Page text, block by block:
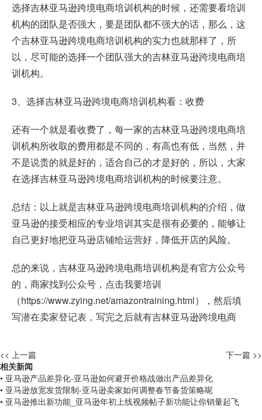
选择吉林亚马逊跨境电商培训机构的时候，还需要看培训
机构的团队是否强大，要是团队都不强大的话，那么，这
个吉林亚马逊跨境电商培训机构的实力也就那样了，所
以，尽可能的选择一个团队强大的吉林亚马逊跨境电商培
训机构。
3、选择吉林亚马逊跨境电商培训机构看：收费
还有一个就是看收费了，每一家的吉林亚马逊跨境电商培
训机构所收取的费用都是不同的，有高也有低，当然，并
不是说贵的就是好的，适合自己的才是好的，所以，大家
在选择吉林亚马逊跨境电商培训机构的时候要注意。
总结：以上就是吉林亚马逊跨境电商培训机构的介绍，做
亚马逊的接受相应的专业培训其实是很有必要的，能够让
自己更好地把亚马逊店铺给运营好，降低开店的风险。
总的来说，吉林亚马逊跨境电商培训机构是有官方公众号
的，商家找到公众号，点击我要培训
（https://www.zying.net/amazontraining.html），然后填
写潜在卖家登记表，写完之后就有吉林亚马逊跨境电商
<< 上一篇
下一篇 >>
相关新闻
• 亚马逊产品差异化-亚马逊如何避开价格战做出产品差异化
• 亚马逊放宽发货限制-亚马逊卖家如何调整春节备货策略呢
• 亚马逊推出新功能_亚马逊年初上线视频帖子新功能让你销量起飞